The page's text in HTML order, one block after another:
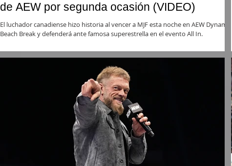
de AEW por segunda ocasión (VIDEO)
El luchador canadiense hizo historia al vencer a MJF esta noche en AEW Dynamite:
Beach Break y defenderá ante famosa superestrella en el evento All In.